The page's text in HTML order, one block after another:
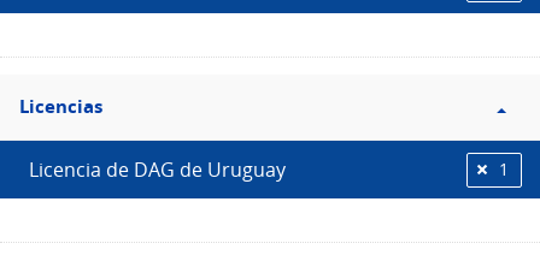
Filtro
Licencias
Licencias
Licencia de DAG de Uruguay 1